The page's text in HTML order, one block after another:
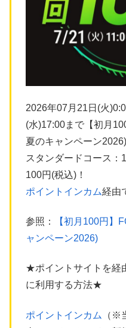
2026年07月21日(火
(水)17:00まで【初月
夏のキャンペーン
スタンダードコース：
100円(税込)！
ポイントインカム経由
参照：
【初月100円】
ャンペーン2026)
★ポイントサイトを経
に利用する方法★
ポイントインカム
（※